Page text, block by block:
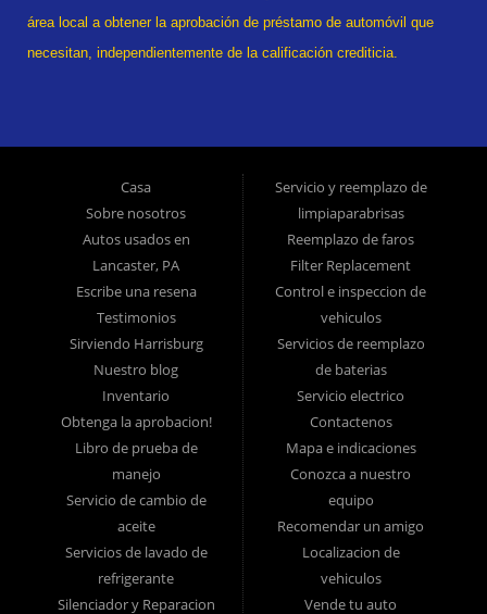
área local a obtener la aprobación de préstamo de automóvil que
necesitan, independientemente de la calificación crediticia.
vehículos usados ??que ofrecen otras compañías para los
consumidores de "Compre aquí, pague aquí" es el inventario de
modelos tardíos de alto kilometraje, pero ofrecemos automóviles
usados ??de alta calidad, camiones usados, camionetas usadas,
SUV usados ??y sedanes usados ??en Lancaster PA y el
condado de Lancaster. >br> En Ticket To Ride, comprendemos su
situación y podemos lograr que lo aprueben para el automóvil
usado, camión usado, camioneta usada, SUV usado o sedán
usado de sus sueños hoy! Somos el hogar del préstamo de auto
fácil! Tenemos financiamiento para automóviles fácil, pagos
iniciales bajos y planes de pago fáciles. Si necesita un préstamo
para auto en Lancaster, ha encontrado el lugar correcto, si usted
es un comprador de automóviles por primera vez en Lancaster PA,
Columbia PA, Ephrata PA, Elizabethtown PA, Lebanon PA, York
PA, Hershey PA, Coatesville PA, Reading PA, Colonial Park PA,
Progress PA, Harrisburg PA, West Chester PA o Pottstown PA con
Casa
Sobre nosotros
Autos usados ​​en
Lancaster, PA
Escribe una resena
Testimonios
Sirviendo Harrisburg
Nuestro blog
Inventario
Obtenga la aprobacion!
Libro de prueba de
manejo
Servicio de cambio de
aceite
Servicios de lavado de
refrigerante
Silenciador y Reparacion
Servicio y reemplazo de
limpiaparabrisas
Reemplazo de faros
Filter Replacement
Control e inspeccion de
vehiculos
Servicios de reemplazo
de baterias
Servicio electrico
Contactenos
Mapa e indicaciones
Conozca a nuestro
equipo
Recomendar un amigo
Localizacion de
vehiculos
Vende tu auto